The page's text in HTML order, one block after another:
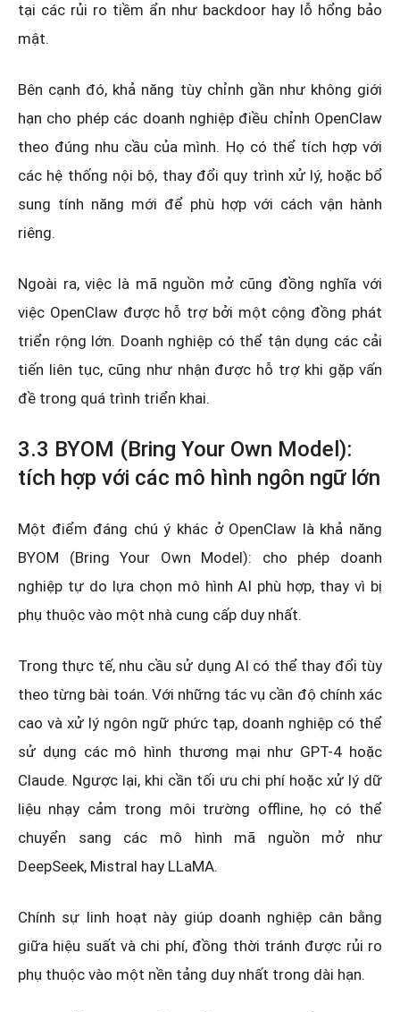
tại các rủi ro tiềm ẩn như backdoor hay lỗ hổng bảo
mật.
Bên cạnh đó, khả năng tùy chỉnh gần như không giới
hạn cho phép các doanh nghiệp điều chỉnh OpenClaw
theo đúng nhu cầu của mình. Họ có thể tích hợp với
các hệ thống nội bộ, thay đổi quy trình xử lý, hoặc bổ
sung tính năng mới để phù hợp với cách vận hành
riêng.
Ngoài ra, việc là mã nguồn mở cũng đồng nghĩa với
việc OpenClaw được hỗ trợ bởi một cộng đồng phát
triển rộng lớn. Doanh nghiệp có thể tận dụng các cải
tiến liên tục, cũng như nhận được hỗ trợ khi gặp vấn
đề trong quá trình triển khai.
3.3 BYOM (Bring Your Own Model):
tích hợp với các mô hình ngôn ngữ lớn
Một điểm đáng chú ý khác ở OpenClaw là khả năng
BYOM (Bring Your Own Model): cho phép doanh
nghiệp tự do lựa chọn mô hình AI phù hợp, thay vì bị
phụ thuộc vào một nhà cung cấp duy nhất.
Trong thực tế, nhu cầu sử dụng AI có thể thay đổi tùy
theo từng bài toán. Với những tác vụ cần độ chính xác
cao và xử lý ngôn ngữ phức tạp, doanh nghiệp có thể
sử dụng các mô hình thương mại như GPT-4 hoặc
Claude. Ngược lại, khi cần tối ưu chi phí hoặc xử lý dữ
liệu nhạy cảm trong môi trường offline, họ có thể
chuyển sang các mô hình mã nguồn mở như
DeepSeek, Mistral hay LLaMA.
Chính sự linh hoạt này giúp doanh nghiệp cân bằng
giữa hiệu suất và chi phí, đồng thời tránh được rủi ro
phụ thuộc vào một nền tảng duy nhất trong dài hạn.